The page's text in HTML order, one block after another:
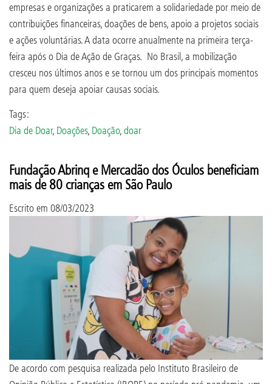
empresas e organizações a praticarem a solidariedade por meio de
contribuições financeiras, doações de bens, apoio a projetos sociais
e ações voluntárias. A data ocorre anualmente na primeira terça-
feira após o Dia de Ação de Graças. No Brasil, a mobilização
cresceu nos últimos anos e se tornou um dos principais momentos
para quem deseja apoiar causas sociais.
Tags:
Dia de Doar, Doações, Doação,doar
Fundação Abrinq e Mercadão dos Óculos beneficiam
mais de 80 crianças em São Paulo
Escrito em 08/03/2023
De acordo com pesquisa realizada pelo Instituto Brasileiro de